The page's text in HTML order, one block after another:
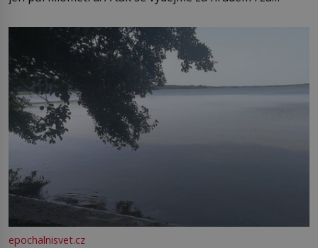
Boskovice na okraji Drahanské vrchoviny vznikla někdy
ve13. století, a už v roce 1313 kronikáři zaznamenali
epochalnisvet.cz